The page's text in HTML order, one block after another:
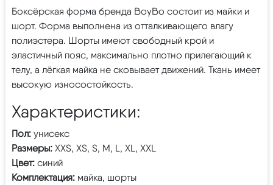
Боксёрская форма бренда BoyBo состоит из майки и
шорт. Форма выполнена из отталкивающего влагу
полиэстера. Шорты имеют свободный крой и
эластичный пояс, максимально плотно прилегающий к
телу, а лёгкая майка не сковывает движений. Ткань имеет
высокую износостойкость.
Характеристики:
Пол: унисекс
Размеры: XXS, XS, S, M, L, XL, XXL
Цвет: синий
Комплектация: майка, шорты